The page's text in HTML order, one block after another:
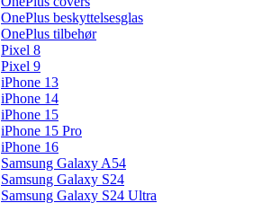
OnePlus beskyttelsesglas
OnePlus tilbehør
Pixel 8
Pixel 9
iPhone 13
iPhone 14
iPhone 15
iPhone 15 Pro
iPhone 16
Samsung Galaxy A54
Samsung Galaxy S24
Samsung Galaxy S24 Ultra